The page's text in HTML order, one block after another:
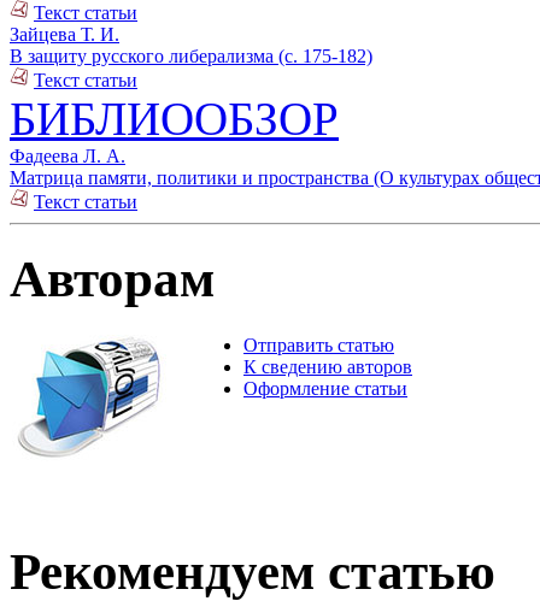
Текст статьи
Зайцева Т. И.
В защиту русского либерализма (с. 175-182)
Текст статьи
БИБЛИООБЗОР
Фадеева Л. А.
Матрица памяти, политики и пространства (О культурах
Текст статьи
Авторам
Отправить статью
К сведению авторов
Оформление статьи
Рекомендуем статью